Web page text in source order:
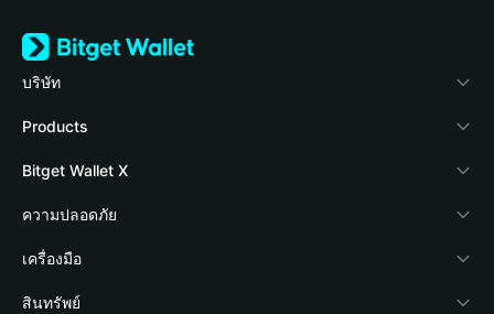
บริษัท
เกี่ยวกับ Bitget Wallet
Blog
Academy
ข่าวสารด้านคริปโต
ศูนย์ช่วยเหลือ
Products
Crypto Card
Stablecoin Earn
Payfi Crypto
Crypto Swap API
Bitget Wallet X
นักพัฒนา
เชื่อมต่อ Wallet
Bitget Wallet Pay
ความปลอดภัย
Protection Fund
เทคโนโลยีความปลอดภัย
เครื่องมือ
ซื้อคริปโต
สินทรัพย์